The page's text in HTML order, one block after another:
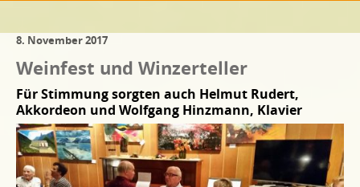
8. November 2017
Weinfest und Winzerteller
Für Stimmung sorgten auch Helmut Rudert,
Akkordeon und Wolfgang Hinzmann, Klavier